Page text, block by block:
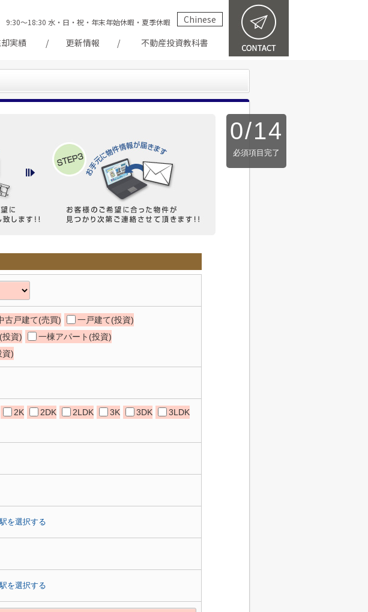
9:30～18:30 水・日・祝・年末年始休暇・夏季休暇
Chinese
実績 更新情報 不動産投資教科書
0/14
必須項目完了
古戸建て(売買)
一戸建て(投資)
投資)
一棟アパート(投資)
資)
2K 2DK 2LDK 3K 3DK
3LDK
駅を選択する
駅を選択する